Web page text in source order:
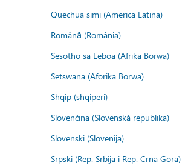
Quechua simi (America Latina)
Română (România)
Sesotho sa Leboa (Afrika Borwa)
Setswana (Aforika Borwa)
Shqip (shqipëri)
Slovenčina (Slovenská republika)
Slovenski (Slovenija)
Srpski (Rep. Srbija i Rep. Crna Gora)